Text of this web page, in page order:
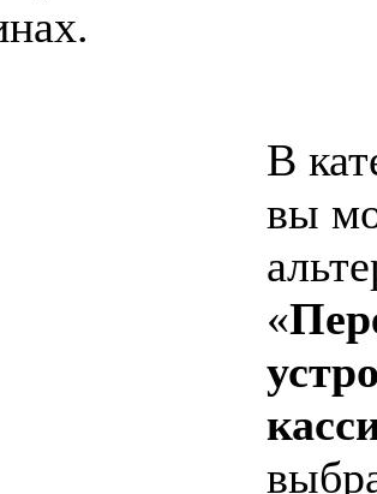
В
вы
«